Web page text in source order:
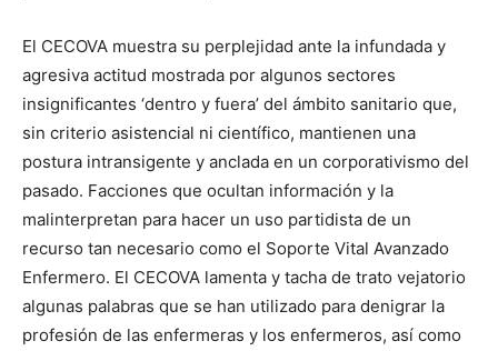
El CECOVA muestra su perplejidad ante la infundada y
agresiva actitud mostrada por algunos sectores
insignificantes ‘dentro y fuera’ del ámbito sanitario que,
sin criterio asistencial ni científico, mantienen una
postura intransigente y anclada en un corporativismo del
pasado. Facciones que ocultan información y la
malinterpretan para hacer un uso partidista de un
recurso tan necesario como el Soporte Vital Avanzado
Enfermero. El CECOVA lamenta y tacha de trato vejatorio
algunas palabras que se han utilizado para denigrar la
profesión de las enfermeras y los enfermeros, así como